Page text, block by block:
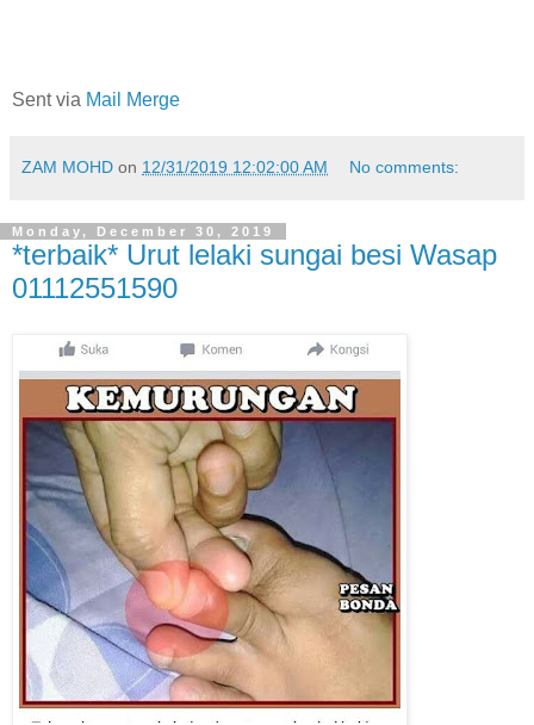
Sent via Mail Merge
ZAM MOHD on 12/31/2019 12:02:00 AM No comments:
Monday, December 30, 2019
*terbaik* Urut lelaki sungai besi Wasap
01112551590